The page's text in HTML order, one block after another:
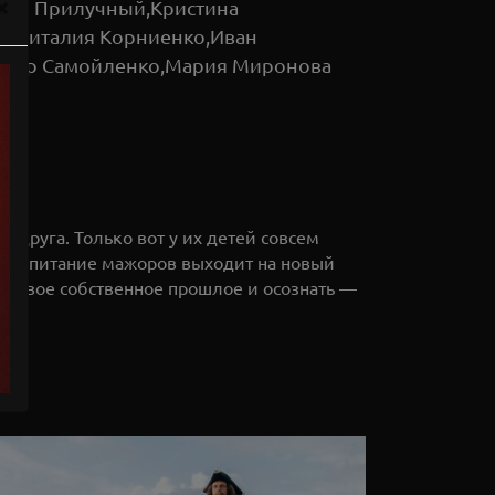
Прилучный,Кристина
Корниенко,Иван
Самойленко,Мария Миронова
друга. Только вот у их детей совсем
мажоров выходит на новый
свое собственное прошлое и осознать —